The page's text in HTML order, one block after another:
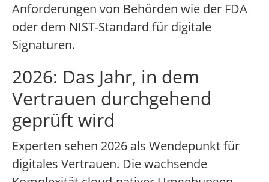
Anforderungen von Behörden wie der FDA
oder dem NIST-Standard für digitale
Signaturen.
2026: Das Jahr, in dem
Vertrauen durchgehend
geprüft wird
Experten sehen 2026 als Wendepunkt für
digitales Vertrauen. Die wachsende